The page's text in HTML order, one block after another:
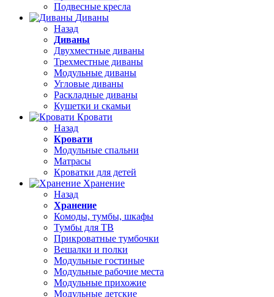
Подвесные кресла
Диваны
Назад
Диваны
Двухместные диваны
Трехместные диваны
Модульные диваны
Угловые диваны
Раскладные диваны
Кушетки и скамьи
Кровати
Назад
Кровати
Модульные спальни
Матрасы
Кроватки для детей
Хранение
Назад
Хранение
Комоды, тумбы, шкафы
Тумбы для ТВ
Прикроватные тумбочки
Вешалки и полки
Модульные гостиные
Модульные рабочие места
Модульные прихожие
Модульные детские